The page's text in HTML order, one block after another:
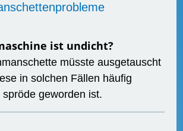
ist undicht?
müsste ausgetauscht
in solchen Fällen häufig
geworden ist.